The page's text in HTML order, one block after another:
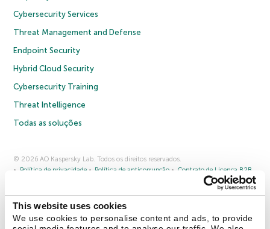
This website uses cookies
We use cookies to personalise content and ads, to provide
Cybersecurity Services
Threat Management and Defense
Endpoint Security
Hybrid Cloud Security
Cybersecurity Training
Threat Intelligence
Todas as soluções
© 2026 AO Kaspersky Lab. Todos os direitos reservados.
Política de privacidade
Política de anticorrupção
Contrato de Licença B2B
Cookies
Fale conosco Sobre a Kaspersky Parceiros
Comunicado à imprensa